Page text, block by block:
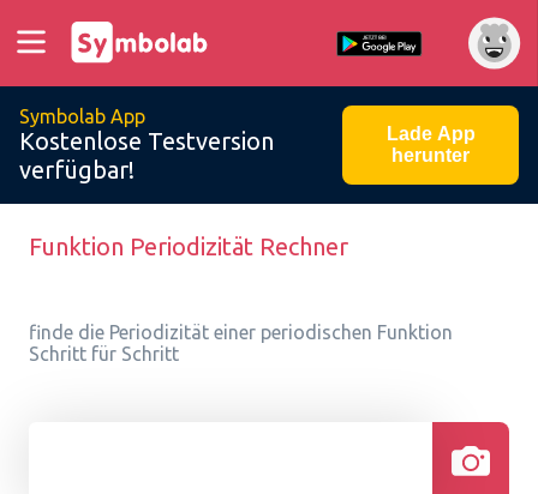
Symbolab App
Kostenlose Testversion
verfügbar!
Lade App
herunter
Funktion Periodizität Rechner
finde die Periodizität einer periodischen Funktion
Schritt für Schritt